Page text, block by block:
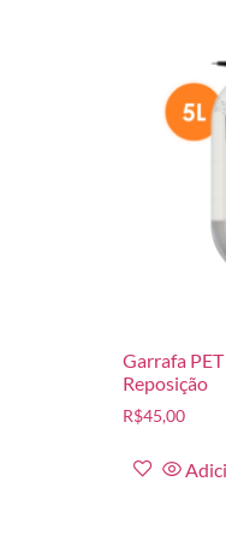
Garrafa
Reposição
R$45,00